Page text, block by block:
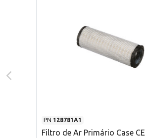
PN 128781A1
Filtro de Ar Primário Case CE